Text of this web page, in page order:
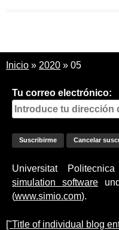
Inicio » 2020 » 05
Tu correo electrónico:
Universitat
simulation software
(www.simio.com).
["Title of individual blog